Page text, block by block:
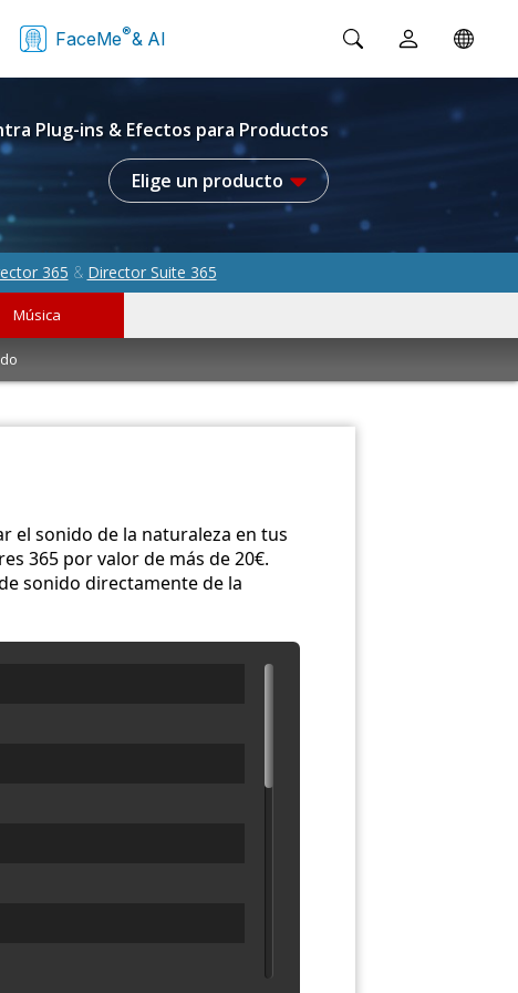
FaceMe®& AI
Plug-ins & Efectos para Productos
Elige un producto
365 & Director Suite 365
Música
el sonido de la naturaleza en tus
365 por valor de más de 20€.
sonido directamente de la